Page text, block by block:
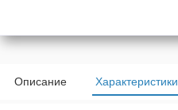
Описание Характеристики